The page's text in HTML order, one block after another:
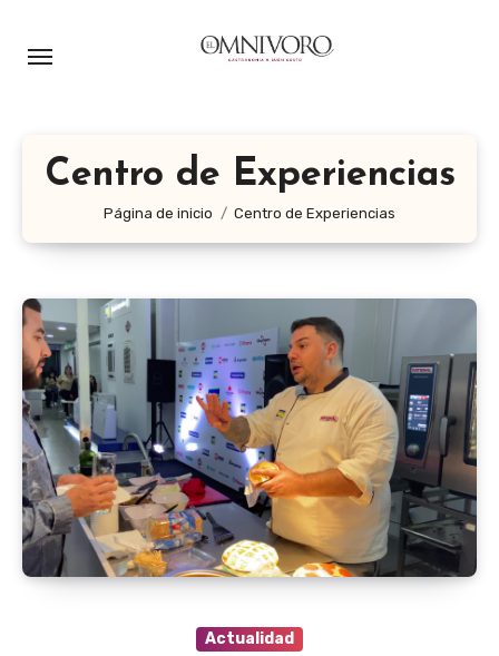
Centro de Experiencias
Página de inicio Centro de Experiencias
Actualidad